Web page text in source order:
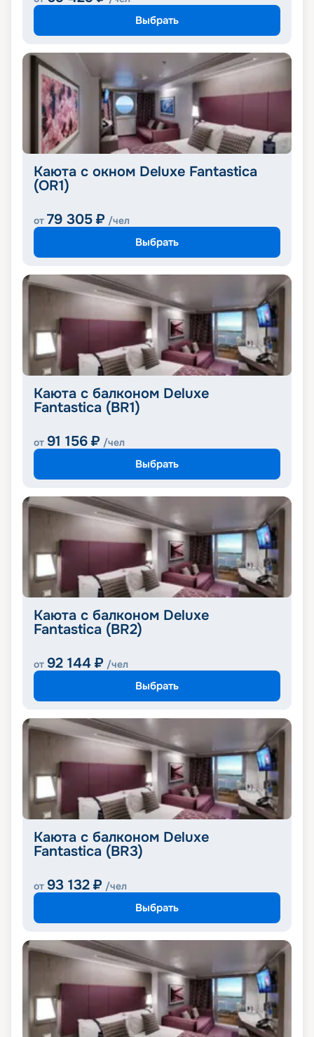
Выбрать
Каюта с окном Deluxe Fantastica
(OR1)
от 79 305 ₽ /чел
Выбрать
Каюта с балконом Deluxe
Fantastica (BR1)
от 91 156 ₽ /чел
Выбрать
Каюта с балконом Deluxe
Fantastica (BR2)
от 92 144 ₽ /чел
Выбрать
Каюта с балконом Deluxe
Fantastica (BR3)
от 93 132 ₽ /чел
Выбрать